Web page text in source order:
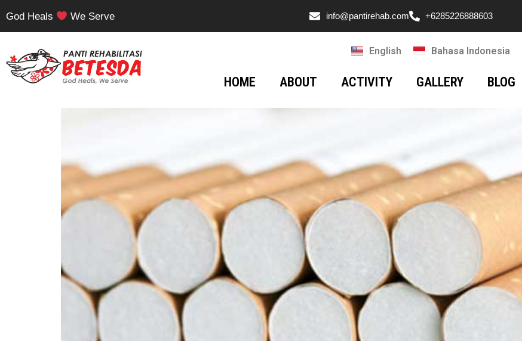
God Heals We Serve info@pantirehab.com +6285226888603
English Bahasa Indonesia
HOME ABOUT ACTIVITY GALLERY BLOG